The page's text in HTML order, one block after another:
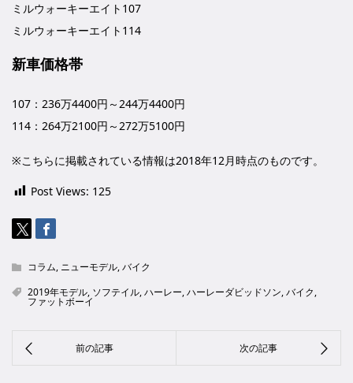
ミルウォーキーエイト107
ミルウォーキーエイト114
新車価格帯
107：236万4400円～244万4400円
114：264万2100円～272万5100円
※こちらに掲載されている情報は2018年12月時点のものです。
Post Views: 125
コラム, ニューモデル,バイク
2019年モデル, ソフテイル,ハーレー,ハーレーダビッドソン,バイク,
ファットボーイ